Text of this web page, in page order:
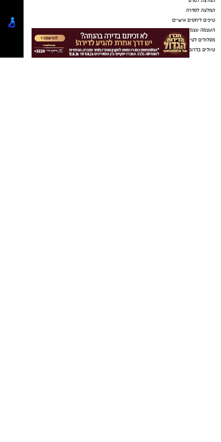
חדשותי? מצאתם טעות בכתבה? נשמח שתשתפו
אותנו